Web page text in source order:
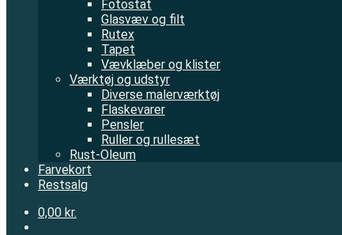
Fotostat
Glasvæv og filt
Rutex
Tapet
Vævklæber og klister
Værktøj og udstyr
Diverse malerværktøj
Flaskevarer
Pensler
Ruller og rullesæt
Rust-Oleum
Farvekort
Restsalg
0,00 kr.